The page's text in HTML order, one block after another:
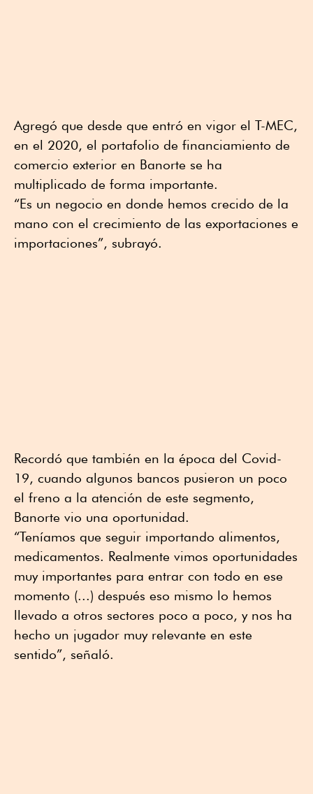
Agregó que desde que entró en vigor el T-MEC,
en el 2020, el portafolio de financiamiento de
comercio exterior en Banorte se ha
multiplicado de forma importante.
“Es un negocio en donde hemos crecido de la
mano con el crecimiento de las exportaciones e
importaciones”, subrayó.
Recordó que también en la época del Covid-
19, cuando algunos bancos pusieron un poco
el freno a la atención de este segmento,
Banorte vio una oportunidad.
“Teníamos que seguir importando alimentos,
medicamentos. Realmente vimos oportunidades
muy importantes para entrar con todo en ese
momento (...) después eso mismo lo hemos
llevado a otros sectores poco a poco, y nos ha
hecho un jugador muy relevante en este
sentido”, señaló.